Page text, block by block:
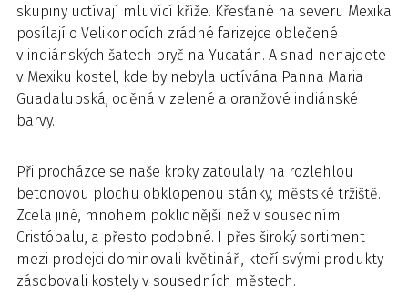
skupiny uctívají mluvící kříže. Křesťané na severu Mexika
posílají o Velikonocích zrádné farizejce oblečené
v indiánských šatech pryč na Yucatán. A snad nenajdete
v Mexiku kostel, kde by nebyla uctívána Panna Maria
Guadalupská, oděná v zelené a oranžové indiánské
barvy.
Při procházce se naše kroky zatoulaly na rozlehlou
betonovou plochu obklopenou stánky, městské tržiště.
Zcela jiné, mnohem poklidnější než v sousedním
Cristóbalu, a přesto podobné. I přes široký sortiment
mezi prodejci dominovali květináři, kteří svými produkty
zásobovali kostely v sousedních městech.